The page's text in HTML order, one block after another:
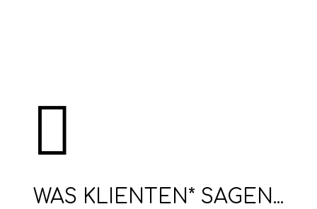

WAS KLIENTEN* SAGEN...